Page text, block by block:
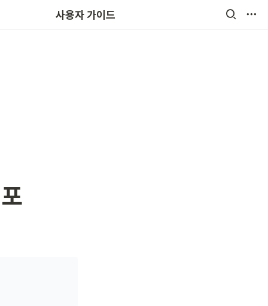
사용자 가이드
원비결제